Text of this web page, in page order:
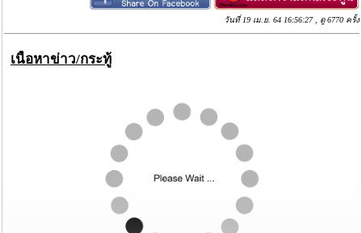
วันที่ 19 เม.ย. 64 16:56:27 , ดู 6770 ครั้ง
เนื้อหาข่าว/กระทู้